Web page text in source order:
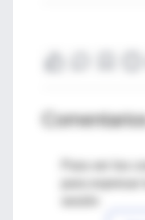
Para ver los